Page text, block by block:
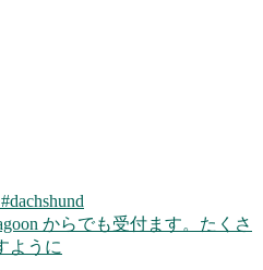
からでも受付ます。たくさ
ように